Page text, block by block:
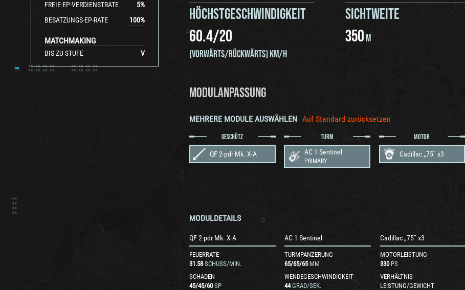
FREIE-EP-VERDIENSTRATE
5%
BESATZUNGS-EP-RATE
100%
MATCHMAKING
BIS ZU STUFE V
HÖCHSTGESCHWINDIGKEIT
60.4/20
(VORWÄRTS/RÜCKWÄRTS) KM/H
SICHTWEITE
350M
MODULANPASSUNG
MEHRERE MODULE AUSWÄHLEN Auf Standard zurücksetzen
GESCHÜTZ
QF 2-pdr Mk. X-A
TURM
AC 1 Sentinel
PRIMARY
MOTOR
Cadillac „75“ x3
MODULDETAILS
QF 2-pdr Mk. X-A
FEUERRATE
31.58 SCHUSS/MIN.
SCHADEN
45/45/60 SP
AC 1 Sentinel
TURMPANZERUNG
65/65/65 MM
WENDEGESCHWINDIGKEIT
44 GRAD/SEK.
Cadillac „75“ x3
MOTORLEISTUNG
330 PS
VERHÄLTNIS
LEISTUNG/GEWICHT